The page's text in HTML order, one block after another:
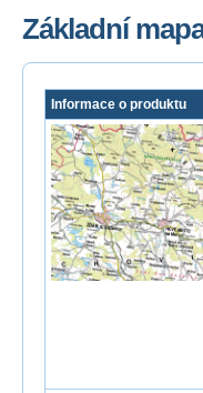
Základní
Informace o produktu